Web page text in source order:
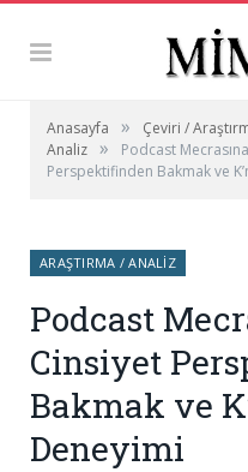
Anasayfa » Çeviri /
Analiz »
Podcast
Perspektifinden Bakmak ve
ARAŞTIRMA / ANALIZ
Podcast
Cinsiyet
Bakmak ve
Deneyimi